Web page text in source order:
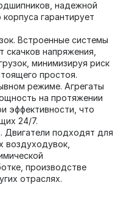
надежной
гарантирует
Встроенные системы
напряжения,
минимизируя риск
простоя.
режиме. Агрегаты
на протяжении
эффективности, что
24/7.
Двигатели подходят для
воздуходувок,
производстве
отраслях.